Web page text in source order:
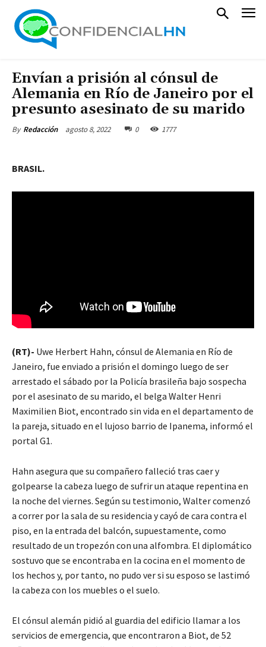
Envían a prisión al cónsul de
Alemania en Río de Janeiro por el
presunto asesinato de su marido
By Redacción agosto 8, 2022 0 1777
BRASIL.
(RT)- Uwe Herbert Hahn, cónsul de Alemania en Río de
Janeiro, fue enviado a prisión el domingo luego de ser
arrestado el sábado por la Policía brasileña bajo sospecha
por el asesinato de su marido, el belga Walter Henri
Maximilien Biot, encontrado sin vida en el departamento de
la pareja, situado en el lujoso barrio de Ipanema, informó el
portal G1.
Hahn asegura que su compañero falleció tras caer y
golpearse la cabeza luego de sufrir un ataque repentina en
la noche del viernes. Según su testimonio, Walter comenzó
a correr por la sala de su residencia y cayó de cara contra el
piso, en la entrada del balcón, supuestamente, como
resultado de un tropezón con una alfombra. El diplomático
sostuvo que se encontraba en la cocina en el momento de
los hechos y, por tanto, no pudo ver si su esposo se lastimó
la cabeza con los muebles o el suelo.
El cónsul alemán pidió al guardia del edificio llamar a los
servicios de emergencia, que encontraron a Biot, de 52